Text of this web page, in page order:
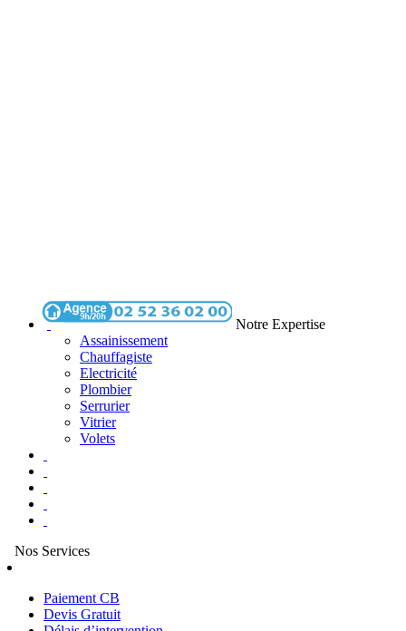
Notre Expertise
Assainissement
Chauffagiste
Electricité
Plombier
Serrurier
Vitrier
Volets
Nos Services
Paiement CB
Devis Gratuit